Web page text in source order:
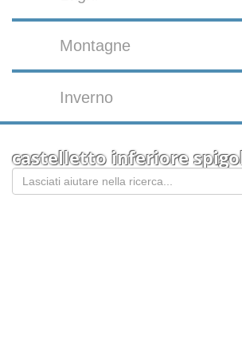
Montagne
Inverno
castelletto inferiore